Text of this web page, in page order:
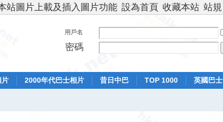
站圖片上載及插入圖片功能 設為首頁 收藏本站 站規
用戶名
密碼
片 2000年代巴士相片 昔日中巴 TOP 1000
英國巴士